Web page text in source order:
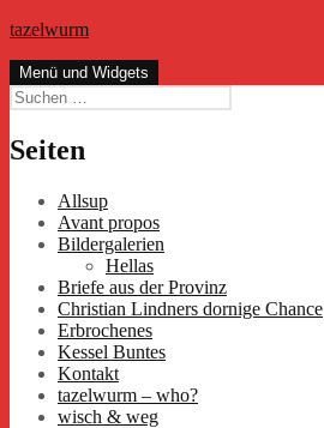
Zum
springen
tazelwurm
Menü und Widgets
Suchen
nach:
Seiten
Allsup
Avant propos
Bildergalerien
Hellas
Briefe aus der Provinz
Christian Lindners dornige Chance
Erbrochenes
Kessel Buntes
Kontakt
tazelwurm – who?
wisch & weg